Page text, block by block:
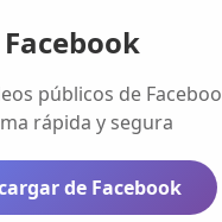
Facebook
públicos de
rápida y segura
de Facebook